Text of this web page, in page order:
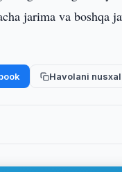
jarima va boshqa
Havolani